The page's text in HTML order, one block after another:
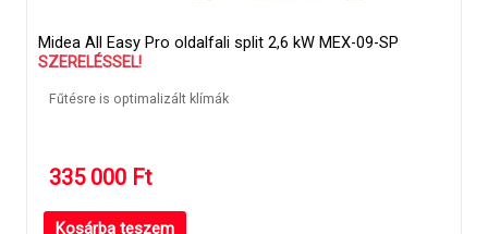
Midea All Easy Pro oldalfali split 2,6 kW MEX-09-SP
SZERELÉSSEL!
Fűtésre is optimalizált klímák
335 000 Ft
Kosárba teszem